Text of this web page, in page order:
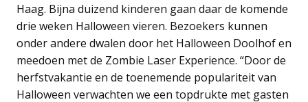
Haag. Bijna duizend kinderen gaan daar de komende
drie weken Halloween vieren. Bezoekers kunnen
onder andere dwalen door het Halloween Doolhof en
meedoen met de Zombie Laser Experience. “Door de
herfstvakantie en de toenemende populariteit van
Halloween verwachten we een topdrukte met gasten